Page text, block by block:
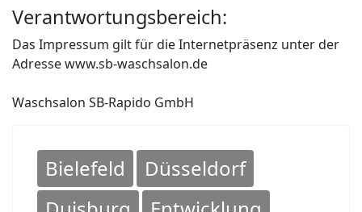
Verantwortungsbereich:
Das Impressum gilt für die Internetpräsenz unter der
Adresse www.sb-waschsalon.de
Waschsalon SB-Rapido GmbH
Bielefeld
Düsseldorf